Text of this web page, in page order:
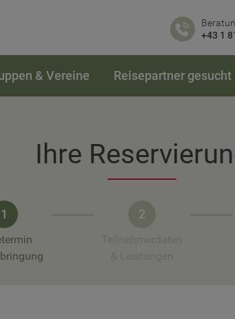
+43 1
& Vereine Reisepartner gesucht
Ihre
1 2